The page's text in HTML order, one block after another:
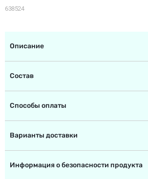
638524
Описание
Состав
Способы оплаты
Варианты доставки
Информация о безопасности продукта